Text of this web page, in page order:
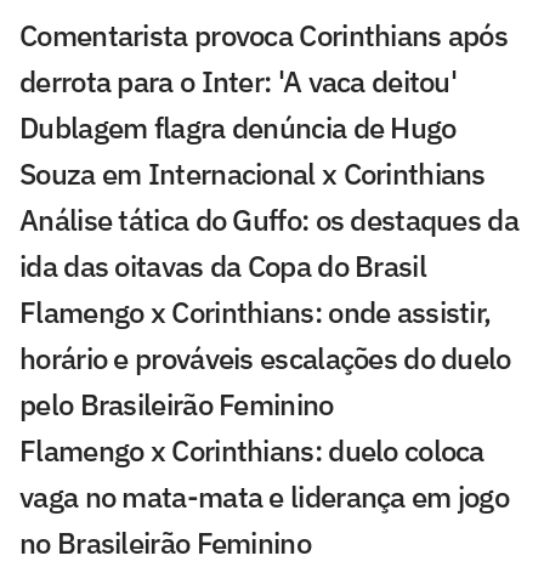
Comentarista provoca Corinthians após
derrota para o Inter: 'A vaca deitou'
Dublagem flagra denúncia de Hugo
Souza em Internacional x Corinthians
Análise tática do Guffo: os destaques da
ida das oitavas da Copa do Brasil
Flamengo x Corinthians: onde assistir,
horário e prováveis escalações do duelo
pelo Brasileirão Feminino
Flamengo x Corinthians: duelo coloca
vaga no mata-mata e liderança em jogo
no Brasileirão Feminino